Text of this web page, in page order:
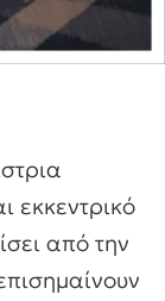
εκκεντρικό
από την